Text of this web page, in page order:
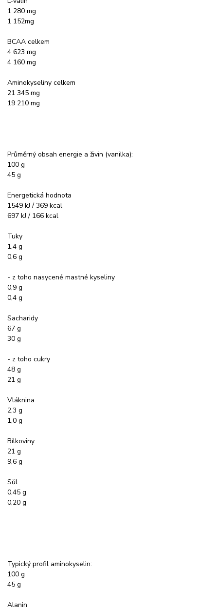
1 280 mg
1 152mg
BCAA celkem
4 623 mg
4 160 mg
Aminokyseliny celkem
21 345 mg
19 210 mg
Průměrný obsah energie a živin (vanilka):
100 g
45 g
Energetická hodnota
1549 kJ / 369 kcal
697 kJ / 166 kcal
Tuky
1,4 g
0,6 g
- z toho nasycené mastné kyseliny
0,9 g
0,4 g
Sacharidy
67 g
30 g
- z toho cukry
48 g
21 g
Vláknina
2,3 g
1,0 g
Bílkoviny
21 g
9,6 g
Sůl
0,45 g
0,20 g
Typický profil aminokyselin:
100 g
45 g
Alanin